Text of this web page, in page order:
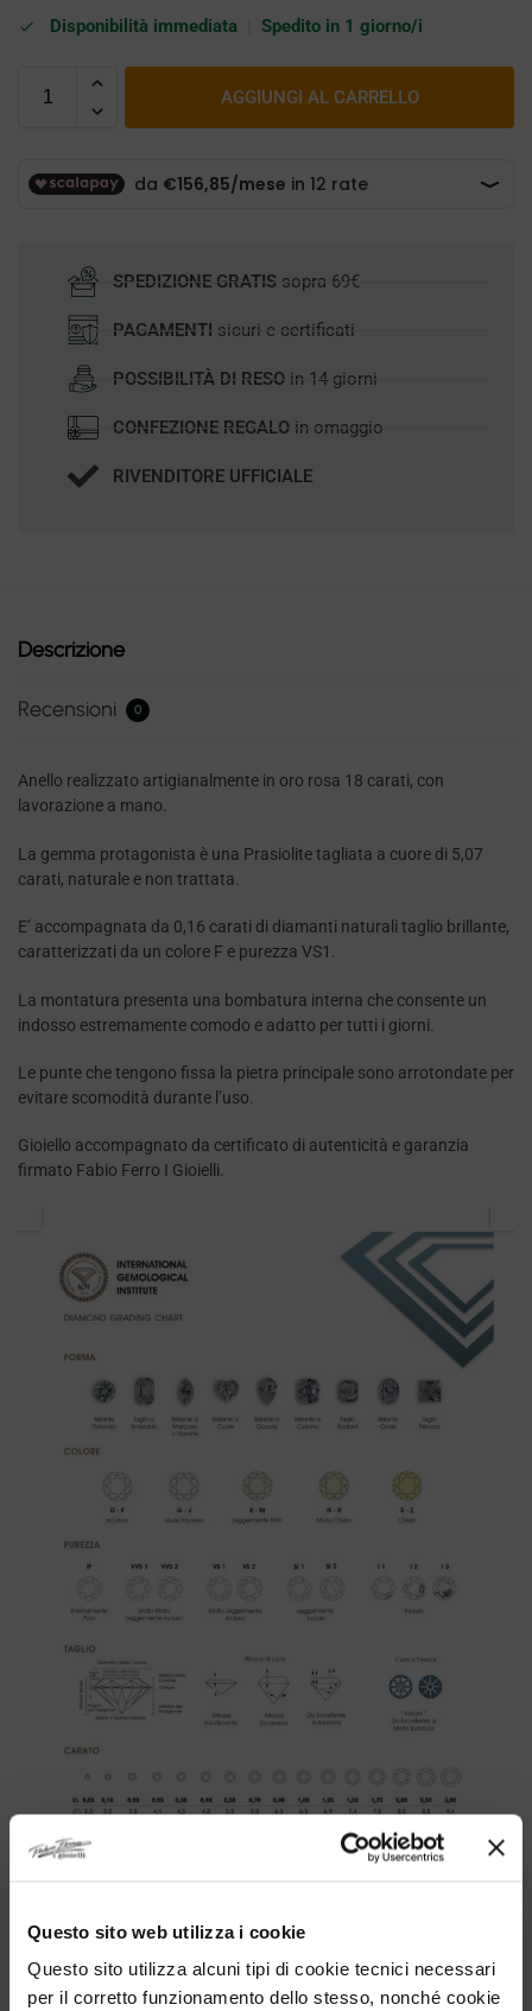
Questo sito web utilizza i cookie
Questo sito utilizza alcuni tipi di cookie tecnici necessari
per il corretto funzionamento dello stesso, nonché cookie
Disponibilità immediata Spedito in 1 giorno/i
AGGIUNGI AL CARRELLO
SPEDIZIONE GRATISsopra 69€
PAGAMENTI sicuri e certificati
POSSIBILITÀ DI RESO in 14 giorni
CONFEZIONE REGALOin omaggio
RIVENDITORE UFFICIALE
Descrizione
Recensioni 0
Anello realizzato artigianalmente in oro rosa 18 carati, con
lavorazione a mano.
La gemma protagonista è una Prasiolite tagliata a cuore di 5,07
carati, naturale e non trattata.
E’ accompagnata da 0,16 carati di diamanti naturali taglio brillante,
caratterizzati da un colore F e purezza VS1.
La montatura presenta una bombatura interna che consente un
indosso estremamente comodo e adatto per tutti i giorni.
Le punte che tengono fissa la pietra principale sono arrotondate per
evitare scomodità durante l’uso.
Gioiello accompagnato da certificato di autenticità e garanzia
firmato Fabio Ferro I Gioielli.
Categoria: Anelli